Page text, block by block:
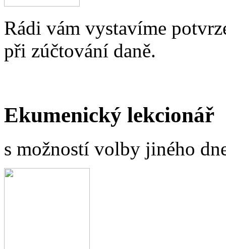
Rádi vám vystavíme
při zúčtování daně.
Ekumenický lekcionář
s možností volby jiného